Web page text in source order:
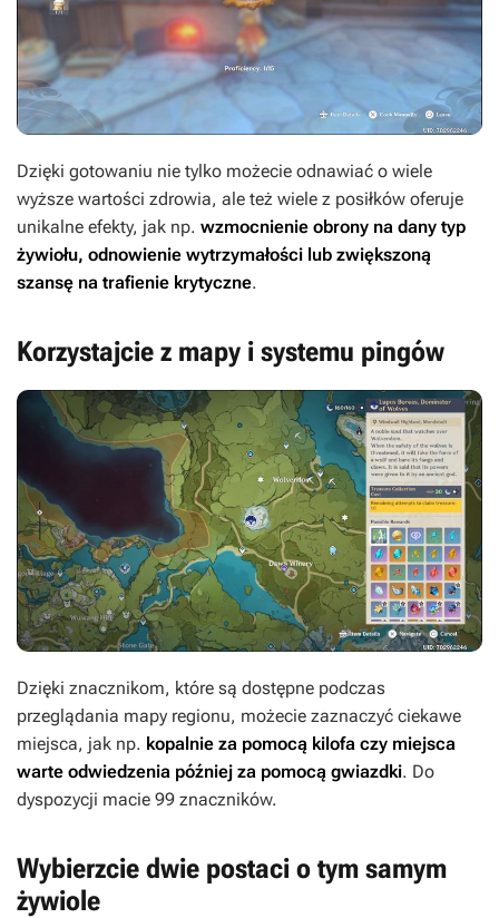
Dzięki gotowaniu nie tylko możecie odnawiać o wiele
wyższe wartości zdrowia, ale też wiele z posiłków oferuje
unikalne efekty, jak np. wzmocnienie obrony na dany typ
żywiołu, odnowienie wytrzymałości lub zwiększoną
szansę na trafienie krytyczne.
Korzystajcie z mapy i systemu pingów
Dzięki znacznikom, które są dostępne podczas
przeglądania mapy regionu, możecie zaznaczyć ciekawe
miejsca, jak np. kopalnie za pomocą kilofa czy miejsca
warte odwiedzenia później za pomocą gwiazdki. Do
dyspozycji macie 99 znaczników.
Wybierzcie dwie postaci o tym samym
żywiole